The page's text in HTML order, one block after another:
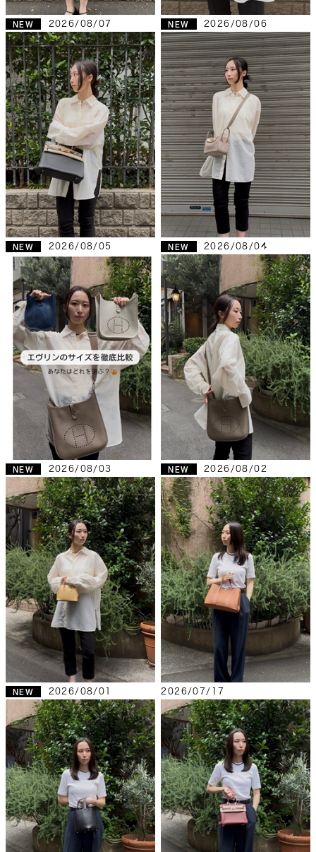
NEW 2026/08/07 NEW 2026/08/06
NEW 2026/08/05 NEW 2026/08/04
NEW 2026/08/03 NEW 2026/08/02
NEW 2026/08/01 2026/07/17